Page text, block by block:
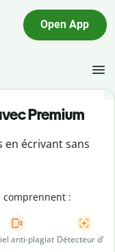
Open App
Premium
en écrivant sans
comprennent :
anti-plagiat Détecteur d'IA